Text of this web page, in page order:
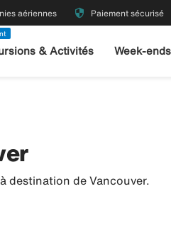
aériennes security Paiement sécurisé
& Activités Week-ends
destination de Vancouver.